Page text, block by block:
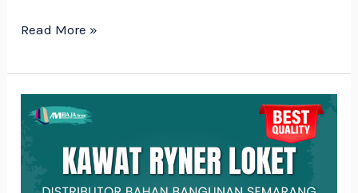
Read More »
Mengenal
Kawat